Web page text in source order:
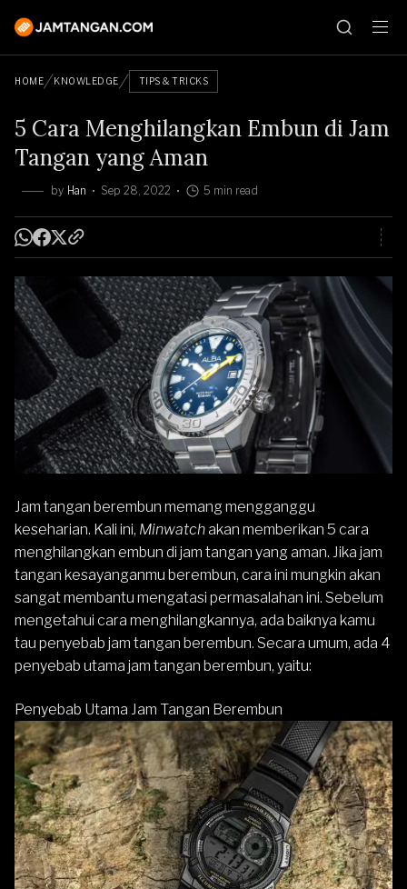
HOME KNOWLEDGE TIPS & TRICKS
5 Cara Menghilangkan Embun di Jam
Tangan yang Aman
by Han Sep 28, 2022 5 min read
Jam tangan berembun memang mengganggu
keseharian. Kali ini, Minwatchakan memberikan 5 cara
menghilangkan embun di jam tangan yang aman. Jika jam
tangan kesayanganmu berembun, cara ini mungkin akan
sangat membantu mengatasi permasalahan ini. Sebelum
mengetahui cara menghilangkannya, ada baiknya kamu
tau penyebab jam tangan berembun. Secara umum, ada 4
penyebab utama jam tangan berembun, yaitu:
Penyebab Utama Jam Tangan Berembun